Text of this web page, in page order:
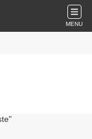
MENU